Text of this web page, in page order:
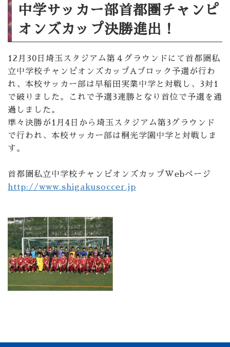
中学サッカー部首都圏チャンピ
オンズカップ決勝進出！
12月30日埼玉スタジアム第４グラウンドにて首都圏私
立中学校チャンピオンズカップAブロック予選が行わ
れ、本校サッカー部は早稲田実業中学と対戦し、3対1
で破りました。これで予選3連勝となり首位で予選を通
過しました。
準々決勝が1月4日から埼玉スタジアム第3グラウンド
で行われ、本校サッカー部は桐光学園中学と対戦しま
す。
首都圏私立中学校チャンピオンズカップWebページ
http://www.shigakusoccer.jp